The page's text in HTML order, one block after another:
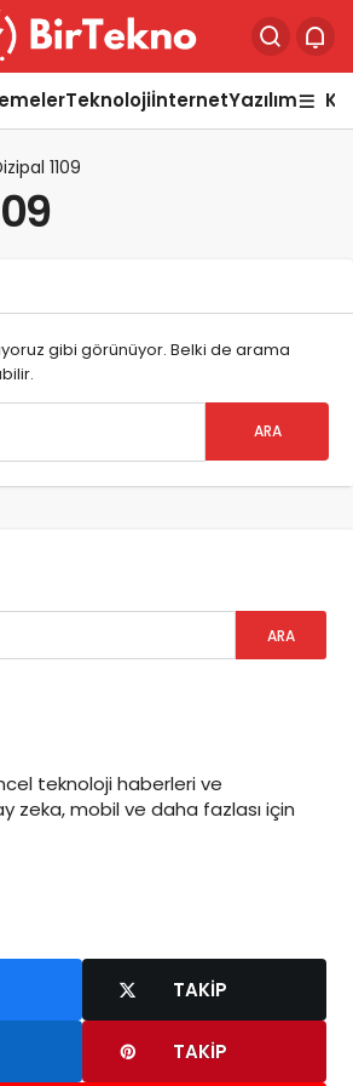
TeknolojiİnternetYazılım
1109
gibi görünüyor. Belki de arama
teknoloji haberleri ve
zeka, mobil ve daha fazlası için
TAKIP
TAKIP